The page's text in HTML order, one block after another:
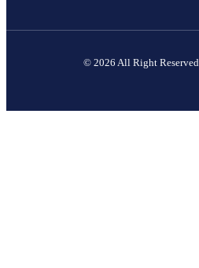
© 2026 All Right Reserved.